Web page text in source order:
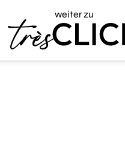
weiter zu